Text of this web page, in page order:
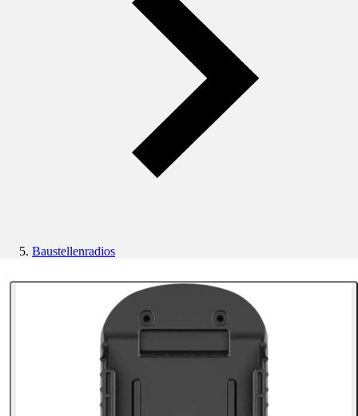
Baustellenradios